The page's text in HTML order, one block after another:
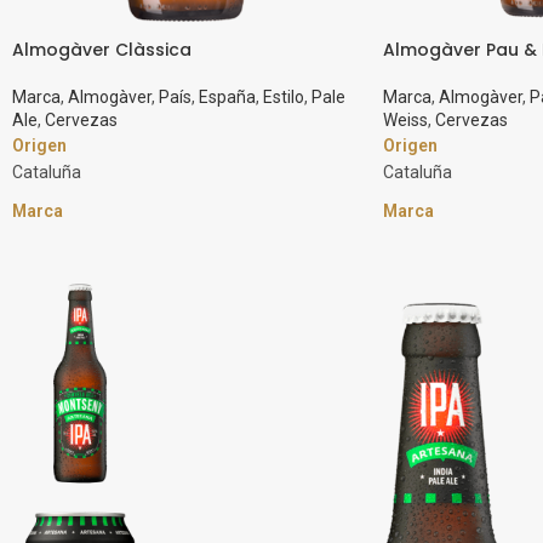
Almogàver Clàssica
Marca, Almogàver, País, España, Estilo, Pale
Ale, Cervezas
Origen
Cataluña
Marca
Pale Ale
Graduación Alcohólica
Cerveza Pale Ale Clásica con un sólo lúpulo
Cascade. Nacida en Barcelona hace 10 años.
Es refrescante con cuerpo y sabor intenso,
los aromas a pan dan paso a notas afrutadas
y final amargo.
Almogàver Pau &
Marca, Almogàver,
Weiss, Cervezas
Origen
Cataluña
Marca
Weiss
Graduación
4,2%
Homenaje al barrio
tenemos nuestra
estilo Alemán, con
certificado
clavo (especia).